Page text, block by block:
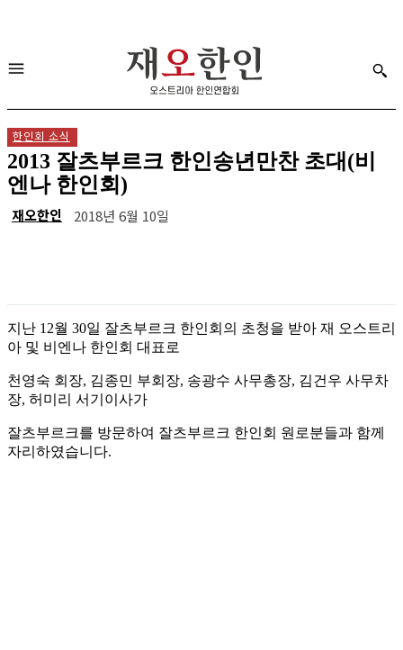
한인회 소식
2013 잘츠부르크 한인송년만찬 초대(비
엔나 한인회)
재오한인 2018년 6월 10일
지난 12월 30일 잘츠부르크 한인회의 초청을 받아 재 오스트리
아 및 비엔나 한인회 대표로
천영숙 회장, 김종민 부회장, 송광수 사무총장, 김건우 사무차
장, 허미리 서기이사가
잘츠부르크를 방문하여 잘츠부르크 한인회 원로분들과 함께
자리하였습니다.